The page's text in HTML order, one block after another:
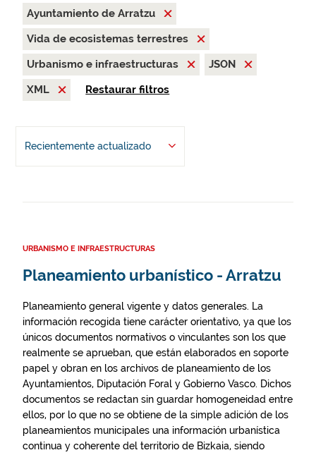
Ayuntamiento de Arratzu
Vida de ecosistemas terrestres
Urbanismo e infraestructuras
JSON
XML
Restaurar filtros
Recientemente actualizado
URBANISMO E INFRAESTRUCTURAS
Planeamiento urbanístico - Arratzu
Planeamiento general vigente y datos generales. La
información recogida tiene carácter orientativo, ya que los
únicos documentos normativos o vinculantes son los que
realmente se aprueban, que están elaborados en soporte
papel y obran en los archivos de planeamiento de los
Ayuntamientos, Diputación Foral y Gobierno Vasco. Dichos
documentos se redactan sin guardar homogeneidad entre
ellos, por lo que no se obtiene de la simple adición de los
planeamientos municipales una información urbanística
continua y coherente del territorio de Bizkaia, siendo